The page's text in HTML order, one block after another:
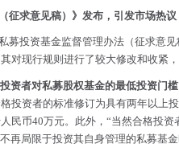
征求意见稿）》发布，引发市场热议
募投资基金监督管理办法（征求意见
对现行规则进行了较大修改和收紧
资者对私募股权基金的最低投资门槛
投资者的标准修订为具有两年以
民币40万元。此外，“当然合格投
再局限于投资其自身管理的私募基金